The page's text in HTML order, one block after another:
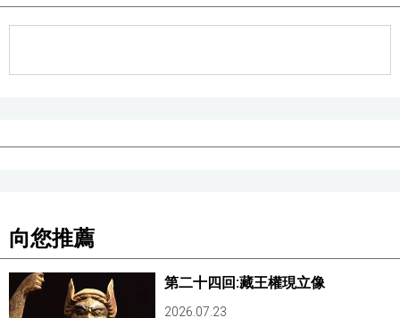
向您推薦
第二十四回:藏王權現立像
2026.07.23